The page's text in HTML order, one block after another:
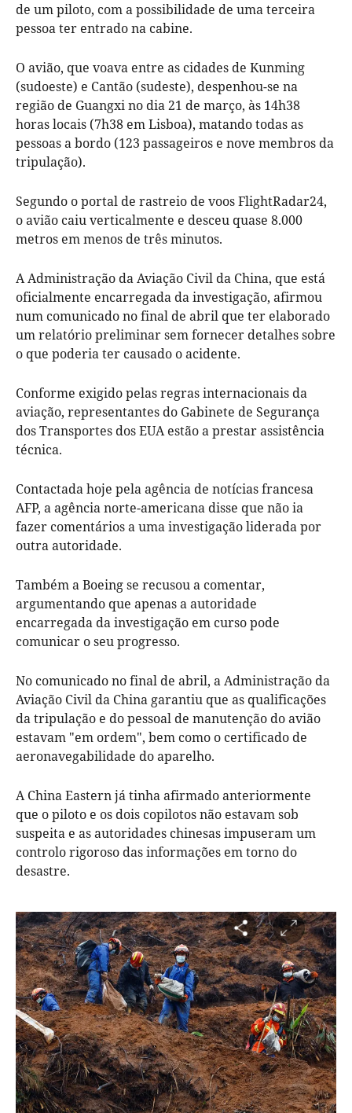
de um piloto, com a possibilidade de uma terceira
pessoa ter entrado na cabine.
O avião, que voava entre as cidades de Kunming
(sudoeste) e Cantão (sudeste), despenhou-se na
região de Guangxi no dia 21 de março, às 14h38
horas locais (7h38 em Lisboa), matando todas as
pessoas a bordo (123 passageiros e nove membros da
tripulação).
Segundo o portal de rastreio de voos FlightRadar24,
o avião caiu verticalmente e desceu quase 8.000
metros em menos de três minutos.
A Administração da Aviação Civil da China, que está
oficialmente encarregada da investigação, afirmou
num comunicado no final de abril que ter elaborado
um relatório preliminar sem fornecer detalhes sobre
o que poderia ter causado o acidente.
Conforme exigido pelas regras internacionais da
aviação, representantes do Gabinete de Segurança
dos Transportes dos EUA estão a prestar assistência
técnica.
Contactada hoje pela agência de notícias francesa
AFP, a agência norte-americana disse que não ia
fazer comentários a uma investigação liderada por
outra autoridade.
Também a Boeing se recusou a comentar,
argumentando que apenas a autoridade
encarregada da investigação em curso pode
comunicar o seu progresso.
No comunicado no final de abril, a Administração da
Aviação Civil da China garantiu que as qualificações
da tripulação e do pessoal de manutenção do avião
estavam "em ordem", bem como o certificado de
aeronavegabilidade do aparelho.
A China Eastern já tinha afirmado anteriormente
que o piloto e os dois copilotos não estavam sob
suspeita e as autoridades chinesas impuseram um
controlo rigoroso das informações em torno do
desastre.